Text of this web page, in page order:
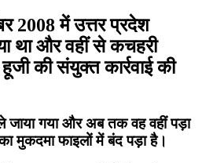
2008 में उत्तर प्रदेश
था और वहीं से कचहरी
की संयुक्त कार्रवाई की
जाया गया और अब तक वह वहीं पड़ा
मुकदमा फाइलों में बंद पड़ा है।